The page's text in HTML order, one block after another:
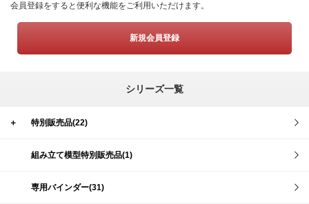
会員登録をすると便利な機能をご利用いただけます。
新規会員登録
シリーズ一覧
＋ 特別販売品(22)
組み立て模型特別販売品(1)
専用バインダー(31)